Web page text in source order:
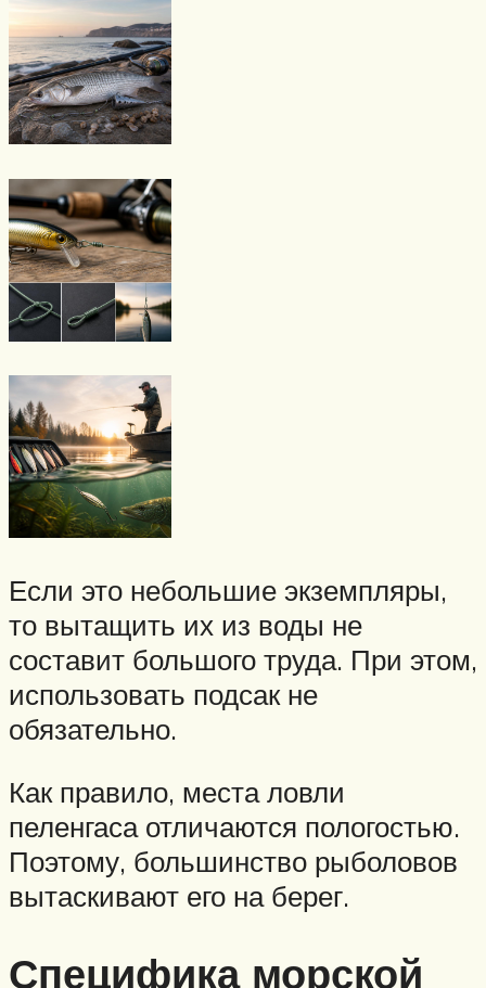
Если это небольшие экземпляры,
то вытащить их из воды не
составит большого труда. При этом,
использовать подсак не
обязательно.
Как правило, места ловли
пеленгаса отличаются пологостью.
Поэтому, большинство рыболовов
вытаскивают его на берег.
Специфика морской